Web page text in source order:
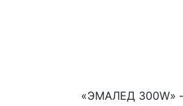
«ЭМАЛЕД 300W»